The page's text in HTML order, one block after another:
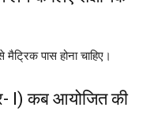
मैट्रिक पास होना चाहिए।
I) कब आयोजित की